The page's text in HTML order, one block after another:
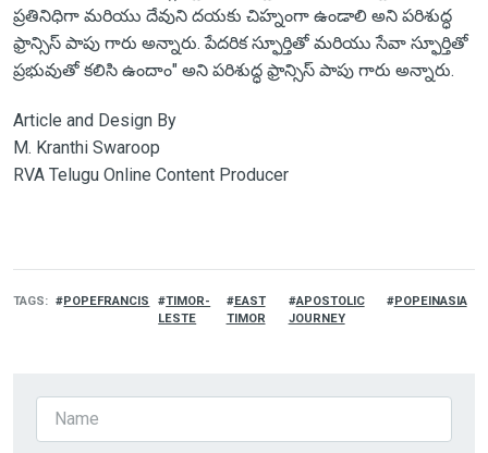
ప్రతినిధిగా మరియు దేవుని దయకు చిహ్నంగా ఉండాలి అని పరిశుద్ధ
ఫ్రాన్సిస్ పాపు గారు అన్నారు. పేదరిక స్ఫూర్తితో మరియు సేవా స్ఫూర్తితో
ప్రభువుతో కలిసి ఉందాం" అని పరిశుద్ధ ఫ్రాన్సిస్ పాపు గారు అన్నారు.
Article and Design By
M. Kranthi Swaroop
RVA Telugu Online Content Producer
TAGS POPEFRANCIS
TIMOR-
LESTE
EAST
TIMOR
APOSTOLIC
JOURNEY
POPEINASIA